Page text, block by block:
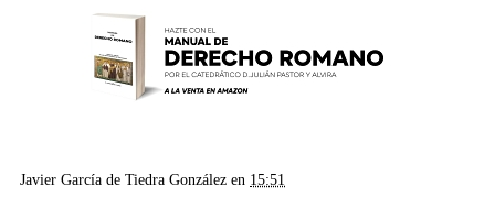
Javier García de Tiedra González en 15:51